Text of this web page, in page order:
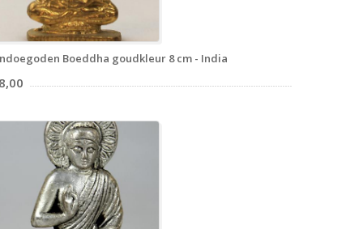
Boeddha goudkleur 8 cm - India